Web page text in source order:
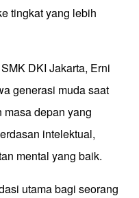
tingkat yang lebih
DKI Jakarta, Erni
generasi muda saat
depan yang
intelektual,
mental yang baik.
utama bagi seorang